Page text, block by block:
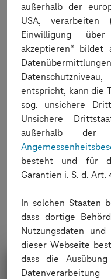
How do I retrieve
RETRIEVE RESULTS
HOW DO I RETRIEVE THE
record a video of your test
completed.
außerhalb der
USA,
Einwilligung
akzeptieren“
entspricht, kann die
sog. unsichere
Unsichere
außerhalb
besteht und für
Garantien i. S. d. Art.
In solchen Staaten
dass dortige
Nutzungsdaten
dieser Webseite
dass die